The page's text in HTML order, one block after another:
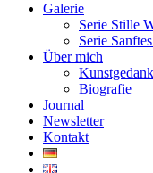
Galerie
Serie Stille
Serie
Über mich
Biografie
Journal
Newsletter
Kontakt